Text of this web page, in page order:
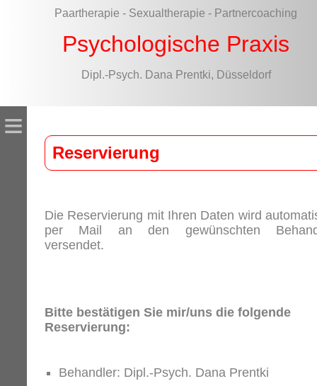
Paartherapie - Sexualtherapie - Partnercoaching
Psychologische Praxis
Dipl.-Psych. Dana Prentki, Düsseldorf
≡
Reservierung
Die Reservierung mit Ihren Daten wird
per Mail an den gewünschten
versendet.
Bitte bestätigen Sie mir/uns die folgende
Reservierung:
Behandler: Dipl.-Psych. Dana Prentki